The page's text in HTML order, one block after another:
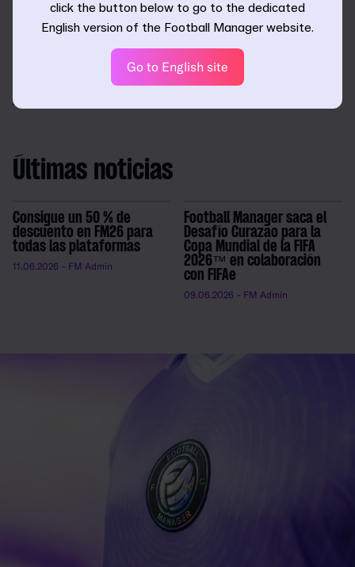
De esta manera, la selección de Alemania se une a las dos
competiciones que ya cuentan con licencia de la DFB en
FM26: la 3. Liga y la Google Pixel Frauen-Bundesliga.
Para ver la lista de equipos, ligas y competiciones con
licencia en FM26, léete nuestro blog de licencias.
Últimas noticias
Consigue un 50 % de
descuento en FM26 para
todas las plataformas
11.06.2026 - FM Admin
Football Manager saca el
Desafío Curazao para la
Copa Mundial de la FIFA
2026™ en colaboración
con FIFAe
09.06.2026 - FM Admin
click the button below to go to the dedicated
English version of the Football Manager website.
Go to English site